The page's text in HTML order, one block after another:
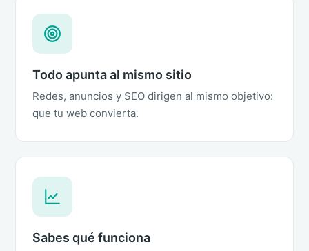
Todo apunta al mismo sitio
Redes, anuncios y SEO dirigen al mismo objetivo:
que tu web convierta.
Sabes qué funciona